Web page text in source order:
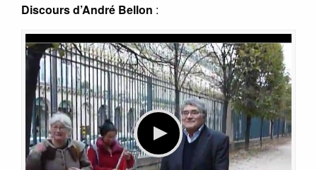
Discours d’André Bellon :